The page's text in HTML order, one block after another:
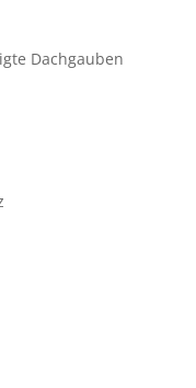
Dachgauben